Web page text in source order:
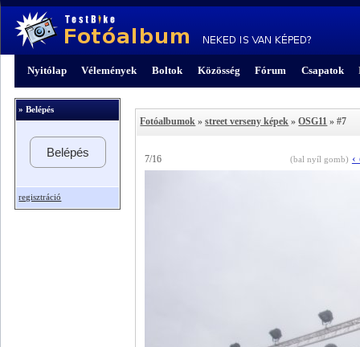
Nyitólap Vélemények Boltok Közösség Fórum Csapatok
» Belépés
Belépés
regisztráció
Fotóalbumok »street verseny képek »OSG11 » #7
7/16 (bal nyíl gomb) ‹